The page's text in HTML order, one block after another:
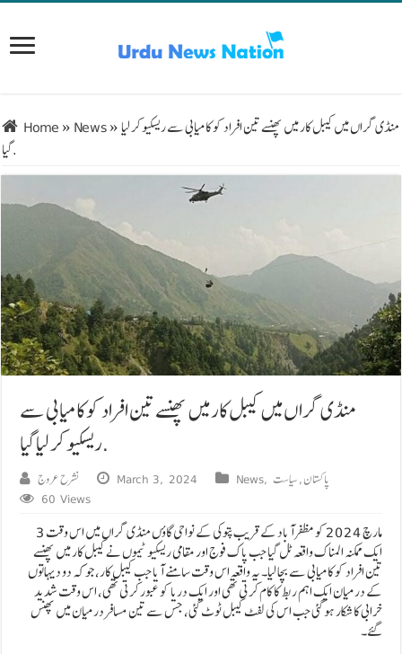
Home » News»منڈی گراں میں کیبل کار میں پھنسے تین افراد کو کامیابی سے ریسکیو کر لیا
گیا.
منڈی گراں میں کیبل کار میں پھنسے تین افراد کو کامیابی سے
ریسکیو کر لیا گیا.
نشرح عروج March 3, 2024 News, پاکستان,سیاست
60 Views
3 مارچ 2024 کو مظفرآباد کے قریب پتوکی کے نواحی گاؤں منڈی گراں میں اس وقت
ایک ممکنہ المناک واقعہ ٹل گیا جب پاک فوج اور مقامی ریسکیو ٹیموں نے کیبل کار میں پھنسے
تین افراد کو کامیابی سے بچا لیا۔ یہ واقعہ اس وقت سامنے آیا جب کیبل کار، جو کہ دو دیہاتوں
کے درمیان ایک اہم ربط کا کام کرتی تھی اور ایک دریا کو عبور کرتی تھی، اس وقت شدید
خرابی کا شکار ہو گئی جب اس کی لفٹ کیبل ٹوٹ گئی، جس سے تین مسافر درمیان میں پھنس
گئے۔